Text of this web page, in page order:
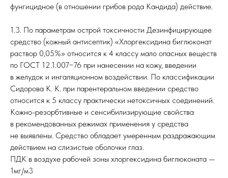
фунгицидное (в отношении грибов рода Кандида) действие.
1.3. По параметрам острой токсичности Дезинфицирующее
средство (кожный антисептик) «Хлоргексидина биглюконат
раствор 0,05%» относится к 4 классу мало опасных веществ
по ГОСТ 12.1.007−76 при нанесении на кожу, введении
в желудок и ингаляционном воздействии. По классификации
Сидорова К. К. при парентеральном введении средство
относится к 5 классу практически нетоксичных соединений.
Кожно-резорбтивные и сенсибилизирующие свойства
в рекомендованных режимах применения у средства
не выявлены. Средство обладает умеренным раздражающим
действием на слизистые оболочки глаз.
ПДК в воздухе рабочей зоны хлоргексидина биглюконата —
1мг/м3